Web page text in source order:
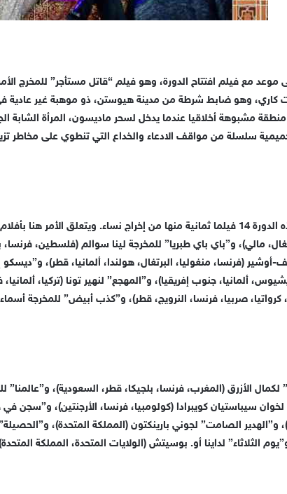
موعد مع فيلم افتتاح الدورة، وهو فيلم “قاتل مستأجر” للمخرج
كاري، وهو ضابط شرطة من مدينة هيوستن، ذو موهبة غير عادية
مشبوهة أخلاقيا عندما يدخل لسحر ماديسون، المرأة الشابة
سلسلة من مواقف الادعاء والخداع التي تنطوي على مخاطر
ويتنافس على النجمة الذهبية لهذه الدورة 14 فيلما ثمانية منها من إخراج نساء. ويتعلق الأمر
مالي)، و”باي باي طبريا” للمخرجة لينا سوالم (فلسطين، فرنسا،
أوشير (فرنسا، منغوليا، البرتغال، هولندا، ألمانيا، قطر)،
ألمانيا، جنوب إفريقيا)، و”المهجع” لنهير تونا (تركيا،
صربيا، فرنسا، النرويج، قطر)، و”كذب أبيض” للمخرجة
الأزرق (المغرب، فرنسا، بلجيكا، قطر، السعودية)، و”عالمنا”
سيباستيان كويبرادا (كولومبيا، فرنسا، الأرجنتين)، و”سجن في
و”الهدير الصامت” لجوني بارينكتون (المملكة المتحدة)، و”الحصيلة”
الثلاثاء” لداينا أو. بوسيتش (الولايات المتحدة، المملكة